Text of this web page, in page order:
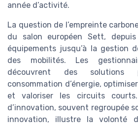
année d’activité.
La question de l’empreinte
du salon européen Sett,
équipements jusqu’à la gestion
des mobilités. Les
découvrent des
consommation d’énergie,
et valoriser les circuits
d’innovation, souvent regroupée
innovation, illustre la volonté